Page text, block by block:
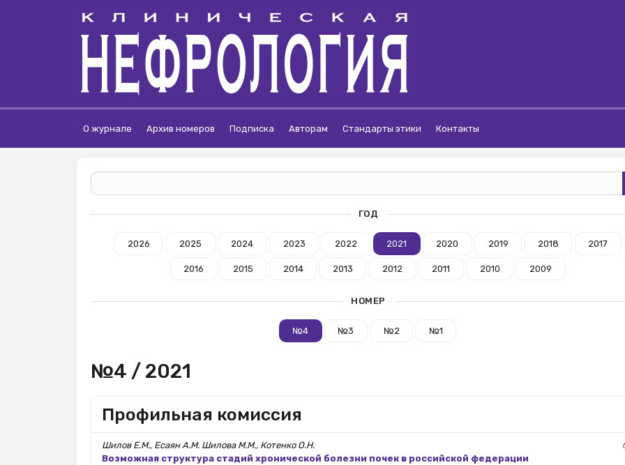
О журнале Архив номеров Подписка Авторам Стандарты этики Контакты
ГОД
2026 2025 2024 2023 2022 2021 2020 2019 2018 2017
2016 2015 2014 2013 2012 2011 2010 2009
НОМЕР
№4 №3 №2 №1
№4 / 2021
Профильная комиссия
Шилов Е.М., Есаян А.М. Шилова М.М., Котенко О.Н.
Возможная структура стадий хронической болезни почек в российской федерации